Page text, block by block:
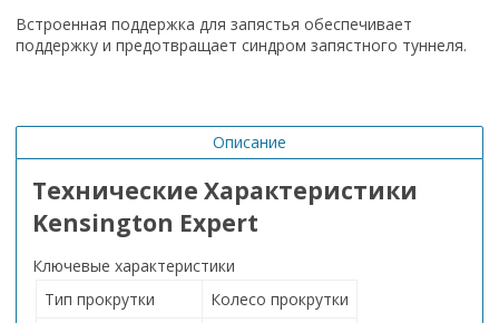
Встроенная поддержка для запястья обеспечивает
поддержку и предотвращает синдром запястного туннеля.
Описание
Технические Характеристики
Kensington Expert
Ключевые характеристики
Тип прокрутки
Колесо прокрутки